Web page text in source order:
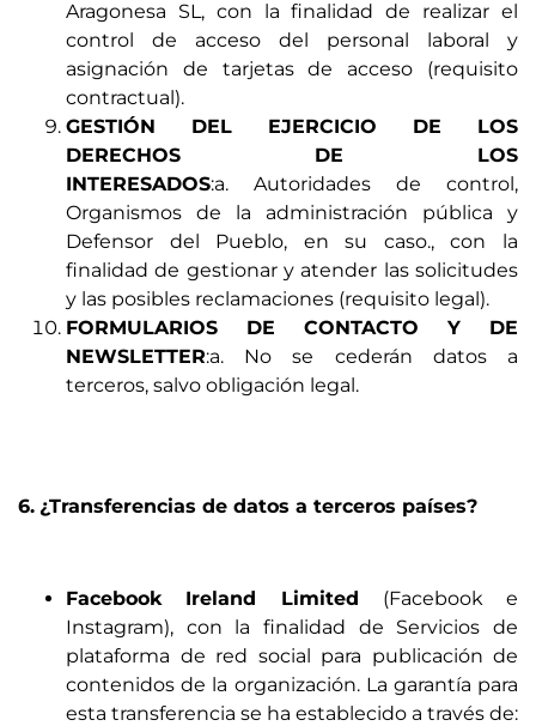
Aragonesa SL, con la finalidad de realizar el
control de acceso del personal laboral y
asignación de tarjetas de acceso (requisito
contractual).
GESTIÓN DEL EJERCICIO DE LOS
DERECHOS DE LOS
INTERESADOS:a. Autoridades de control,
Organismos de la administración pública y
Defensor del Pueblo, en su caso., con la
finalidad de gestionar y atender las solicitudes
y las posibles reclamaciones (requisito legal).
FORMULARIOS DE CONTACTO Y DE
NEWSLETTER:a. No se cederán datos a
terceros, salvo obligación legal.
6. ¿Transferencias de datos a terceros países?
Facebook Ireland Limited (Facebook e
Instagram), con la finalidad de Servicios de
plataforma de red social para publicación de
contenidos de la organización. La garantía para
esta transferencia se ha establecido a través de: